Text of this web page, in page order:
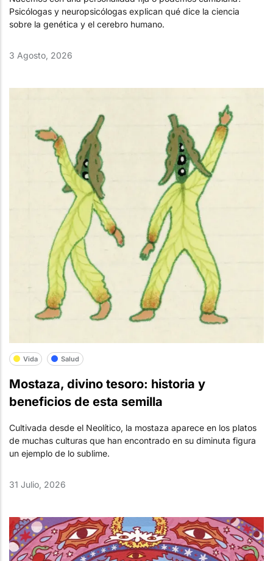
Psicólogas y neuropsicólogas explican qué dice la ciencia
sobre la genética y el cerebro humano.
3 Agosto, 2026
Vida Salud
Mostaza, divino tesoro: historia y
beneficios de esta semilla
Cultivada desde el Neolítico, la mostaza aparece en los platos
de muchas culturas que han encontrado en su diminuta figura
un ejemplo de lo sublime.
31 Julio, 2026